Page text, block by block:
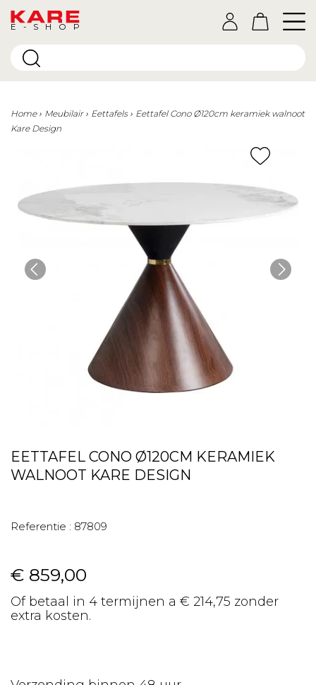
E-SHOP
Home Meubilair Eettafels
Eettafel Cono Ø120cm keramiek walnoot
Kare Design
EETTAFEL CONO Ø120CM KERAMIEK
WALNOOT KARE DESIGN
Referentie : 87809
€ 859,00
Of betaal in 4 termijnen a € 214,75 zonder
extra kosten.